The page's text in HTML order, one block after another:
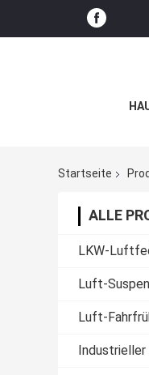
Startseite
ALLE
LKW-
Luft-
Luft-